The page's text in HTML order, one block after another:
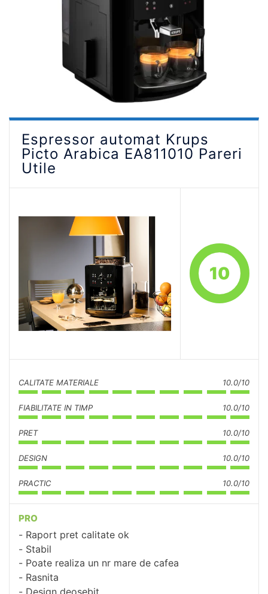
Espressor automat Krups
Picto Arabica EA811010 Pareri
Utile
10
CALITATE MATERIALE 10.0/10
FIABILITATE IN TIMP 10.0/10
PRET 10.0/10
DESIGN 10.0/10
PRACTIC 10.0/10
PRO
Raport pret calitate ok
Stabil
Poate realiza un nr mare de cafea
Rasnita
Design deosebit